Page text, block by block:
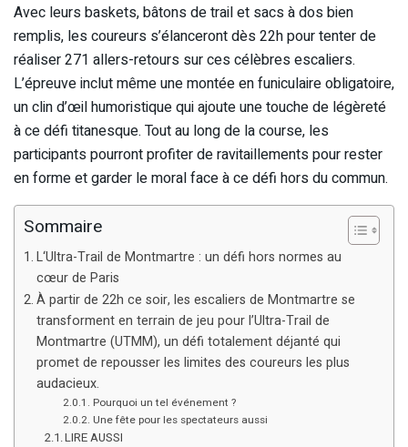
Avec leurs baskets, bâtons de trail et sacs à dos bien
remplis, les coureurs s’élanceront dès 22h pour tenter de
réaliser 271 allers-retours sur ces célèbres escaliers.
L’épreuve inclut même une montée en funiculaire obligatoire,
un clin d’œil humoristique qui ajoute une touche de légèreté
à ce défi titanesque. Tout au long de la course, les
participants pourront profiter de ravitaillements pour rester
en forme et garder le moral face à ce défi hors du commun.
Sommaire
L‘Ultra-Trail de Montmartre : un défi hors normes au
cœur de Paris
À partir de 22h ce soir, les escaliers de Montmartre se
transforment en terrain de jeu pour l’Ultra-Trail de
Montmartre (UTMM), un défi totalement déjanté qui
promet de repousser les limites des coureurs les plus
audacieux.
Pourquoi un tel événement ?
Une fête pour les spectateurs aussi
LIRE AUSSI